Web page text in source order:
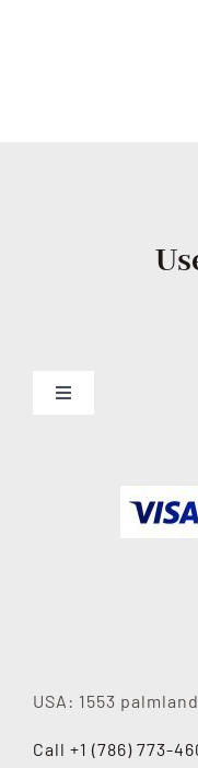
Toggle
USA: 1553
Call +1 (786) 773-